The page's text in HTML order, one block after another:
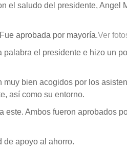
el saludo del presidente, Angel
aprobada por mayoría.Ver
el presidente e hizo un
bien acogidos por los
así como su entorno.
este. Ambos fueron aprobados
de apoyo al ahorro.